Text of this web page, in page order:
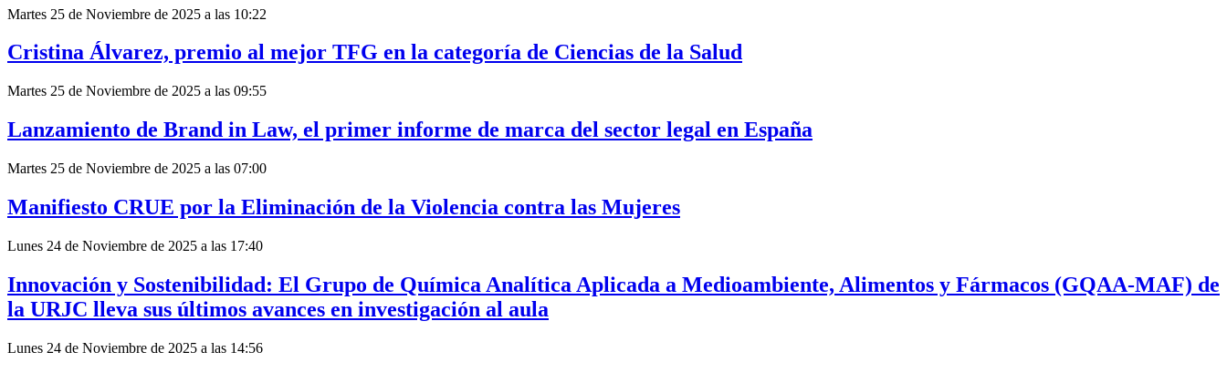
Martes 25 de Noviembre de 2025 a las 10:22
Cristina Álvarez, premio al mejor TFG en la categoría de Ciencias de la Salud
Martes 25 de Noviembre de 2025 a las 09:55
Lanzamiento de Brand in Law, el primer informe de marca del sector legal en España
Martes 25 de Noviembre de 2025 a las 07:00
Manifiesto CRUE por la Eliminación de la Violencia contra las Mujeres
Lunes 24 de Noviembre de 2025 a las 17:40
Innovación y Sostenibilidad: El Grupo de Química Analítica Aplicada a Medioambiente, Alimentos y Fármacos (GQAA-MAF) de
la URJC lleva sus últimos avances en investigación al aula
Lunes 24 de Noviembre de 2025 a las 14:56